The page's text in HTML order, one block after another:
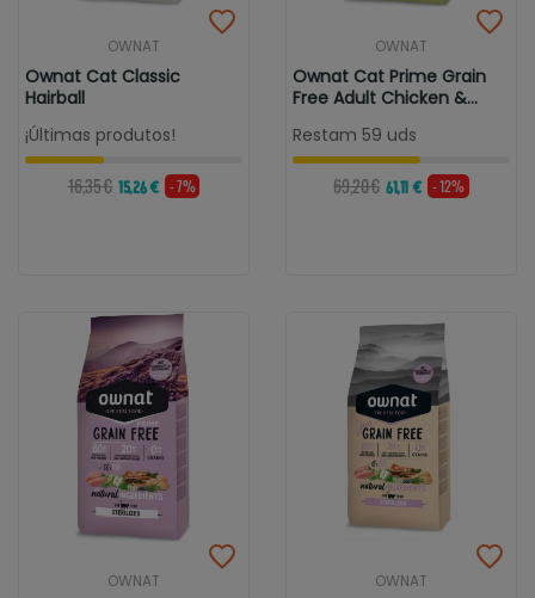
OWNAT
Ownat Cat Classic
Hairball
¡Últimas produtos!
16,35 € 15,26 € - 7%
OWNAT
Ownat Cat Prime Grain
Free Adult Chicken &
Restam 59 uds
69,20 € 61,11 € - 12%
OWNAT OWNAT